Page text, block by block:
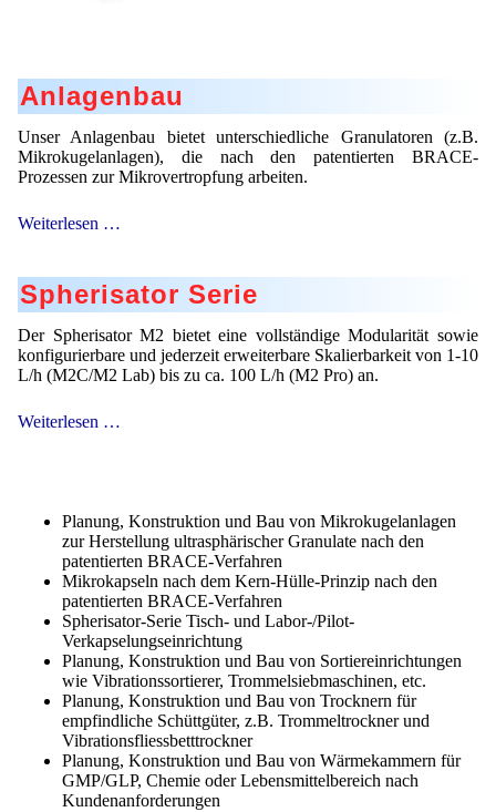
Anlagenbau
Unser Anlagenbau bietet unterschiedliche Granulatoren (z.B.
Mikrokugelanlagen), die nach den patentierten BRACE-
Prozessen zur Mikrovertropfung arbeiten.
Weiterlesen …
Spherisator Serie
Der Spherisator M2 bietet eine vollständige Modularität sowie
konfigurierbare und jederzeit erweiterbare Skalierbarkeit von 1-10
L/h (M2C/M2 Lab) bis zu ca. 100 L/h (M2 Pro) an.
Weiterlesen …
Planung, Konstruktion und Bau von Mikrokugelanlagen
zur Herstellung ultrasphärischer Granulate nach den
patentierten BRACE-Verfahren
Mikrokapseln nach dem Kern-Hülle-Prinzip nach den
patentierten BRACE-Verfahren
Spherisator-Serie Tisch- und Labor-/Pilot-
Verkapselungseinrichtung
Planung, Konstruktion und Bau von Sortiereinrichtungen
wie Vibrationssortierer, Trommelsiebmaschinen, etc.
Planung, Konstruktion und Bau von Trocknern für
empfindliche Schüttgüter, z.B. Trommeltrockner und
Vibrationsfliessbetttrockner
Planung, Konstruktion und Bau von Wärmekammern für
GMP/GLP, Chemie oder Lebensmittelbereich nach
Kundenanforderungen